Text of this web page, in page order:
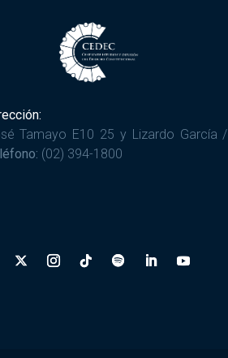
Tamayo E10 25 y Lizardo García /
(02) 394-1800